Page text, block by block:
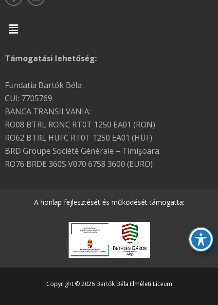
Menu
Támogatási lehetőség:
Fundatia Bartók Béla
CUI: 7705769
BANCA TRANSILVANIA:
RO08 BTRL RONC RT0T 1250 EA01 (RON)
RO62 BTRL HUFC RT0T 1250 EA01 (HUF)
BRD Groupe Société Générale – Timişoara:
RO76 BRDE 360S V070 6758 3600 (EURO)
A honlap fejlesztését és működését támogatta:
Copyright © 2026 Bartók Béla Elméleti Líceum